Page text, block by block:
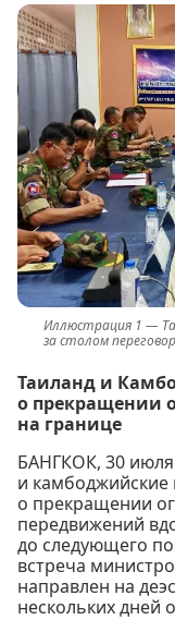
за столом
Таиланд и
о прекращении
на границе
БАНГКОК, 30
и камбоджийские
о прекращении
передвижений
до следующего
встреча
направлен на
нескольких дней